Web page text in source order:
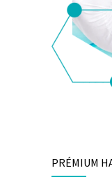
PRÉMIUM